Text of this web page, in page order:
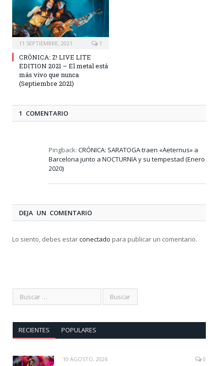
11 SEPTIEMBRE, 2021 1
CRÓNICA: Z! LIVE LITE
EDITION 2021 – El metal está
más vivo que nunca
(Septiembre 2021)
1 COMENTARIO
Pingback: CRÓNICA: SARATOGA traen «Aeternus» a
Barcelona junto a NOCTURNIA y su tempestad (Enero
2020)
DEJA UN COMENTARIO
Lo siento, debes estarconectado para publicar un comentario.
RECIENTES POPULARES
10 AGOSTO, 2026 0